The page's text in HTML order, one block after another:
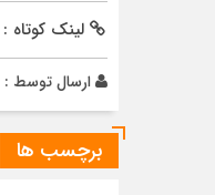
لینک کوتاه :
ارسال توسط :
برچسب ها